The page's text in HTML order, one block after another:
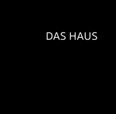
DAS HAUS